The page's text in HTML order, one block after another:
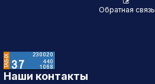
Обратная связь
Наши контакты